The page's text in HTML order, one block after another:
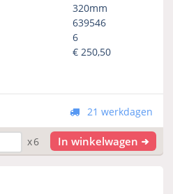
320mm
639546
6
€ 250,50
21 werkdagen
x6 In winkelwagen